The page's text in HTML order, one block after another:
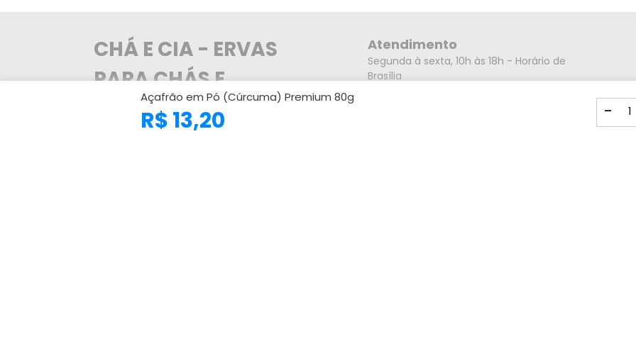
Açafrão em Pó (Cúrcuma) Premium 80g
R$ 13,20 -
CHÁ E CIA - ERVAS
PARA CHÁS E
TEMPEROS
A Chá e Cia trabalha com os melhores
Atendimento
Segunda à sexta, 10h às 18h - Horário de
Brasília